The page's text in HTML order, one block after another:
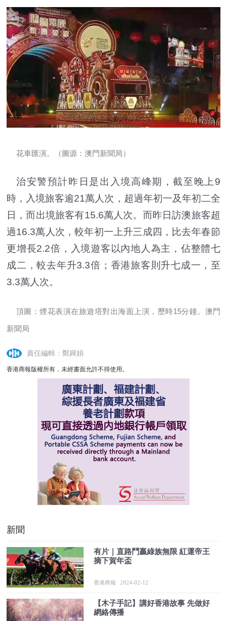
花車匯演。（圖源： 澳門新聞局）
治安警預計昨 日是出入境高峰期，截至晚上9
時，入境旅客逾21萬人次，超過年初一及年初二全
日，而出境旅客有15.6萬人次。而昨日訪澳旅客超
過16.3萬人次，較年初一上升三成四，比去年春節
更增長2.2倍，入境遊客以內地人為主，佔整體七
成二，較去年升3.3倍；香港旅客則升七成一，至
3.3萬人次。
頂圖：煙花表演在旅遊塔對出海面上演，歷時15分鐘。 澳門
新聞局
責任編輯：鄭嬋娟
香港商報版權所有，未經書面允許不得使用。
新聞
有片｜直路鬥贏綠族無限 紅運帝王
摘下賀年盃
香港商報 2024-02-12
【木子手記】講好香港故事 先做好
網絡傳播